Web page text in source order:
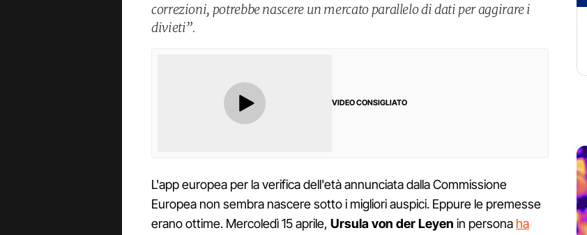
correzioni, potrebbe nascere un mercato parallelo di dati per aggirare i
divieti”.
VIDEO CONSIGLIATO
L'app europea per la verifica dell'età annunciata dalla Commissione
Europea non sembra nascere sotto i migliori auspici. Eppure le premesse
erano ottime. Mercoledì 15 aprile, Ursula von der Leyen in persona ha